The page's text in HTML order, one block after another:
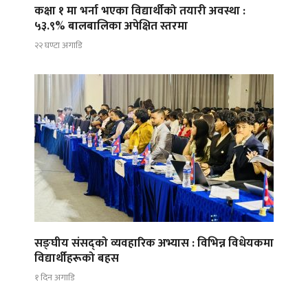
कक्षा १ मा भर्ना भएका विद्यार्थीको तयारी अवस्था :
५३.९% बालबालिका अपेक्षित स्तरमा
२२ घण्टा अगाडि
सङ्घीय संसद्को व्यवहारिक अभ्यास : विभिन्न विधेयकमा
विद्यार्थीहरूको बहस
१ दिन अगाडि